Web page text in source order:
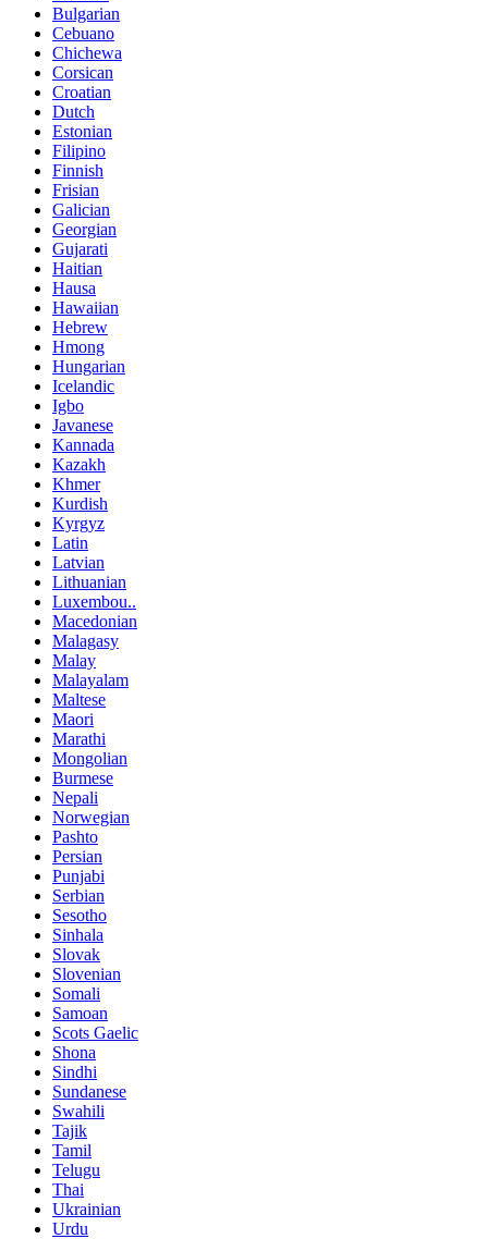
Bulgarian
Cebuano
Chichewa
Corsican
Croatian
Dutch
Estonian
Filipino
Finnish
Frisian
Galician
Georgian
Gujarati
Haitian
Hausa
Hawaiian
Hebrew
Hmong
Hungarian
Icelandic
Igbo
Javanese
Kannada
Kazakh
Khmer
Kurdish
Kyrgyz
Latin
Latvian
Lithuanian
Luxembou..
Macedonian
Malagasy
Malay
Malayalam
Maltese
Maori
Marathi
Mongolian
Burmese
Nepali
Norwegian
Pashto
Persian
Punjabi
Serbian
Sesotho
Sinhala
Slovak
Slovenian
Somali
Samoan
Scots Gaelic
Shona
Sindhi
Sundanese
Swahili
Tajik
Tamil
Telugu
Thai
Ukrainian
Urdu